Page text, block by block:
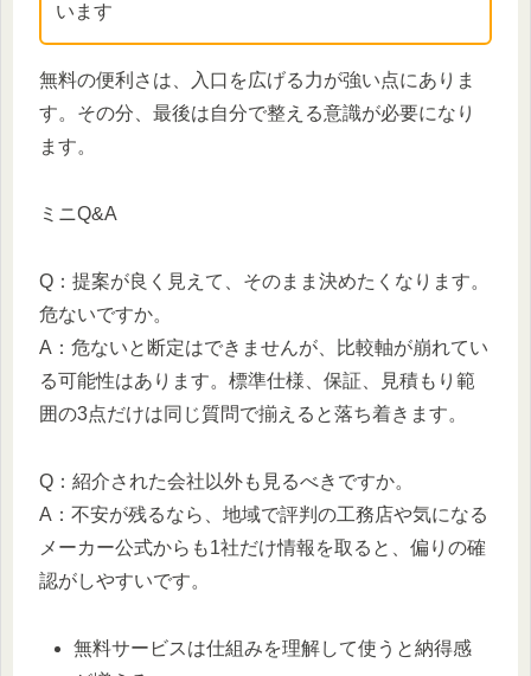
います
無料の便利さは、入口を広げる力が強い点にありま
す。その分、最後は自分で整える意識が必要になり
ます。
ミニQ&A
Q：提案が良く見えて、そのまま決めたくなります。
危ないですか。
A：危ないと断定はできませんが、比較軸が崩れてい
る可能性はあります。標準仕様、保証、見積もり範
囲の3点だけは同じ質問で揃えると落ち着きます。
Q：紹介された会社以外も見るべきですか。
A：不安が残るなら、地域で評判の工務店や気になる
メーカー公式からも1社だけ情報を取ると、偏りの確
認がしやすいです。
無料サービスは仕組みを理解して使うと納得感